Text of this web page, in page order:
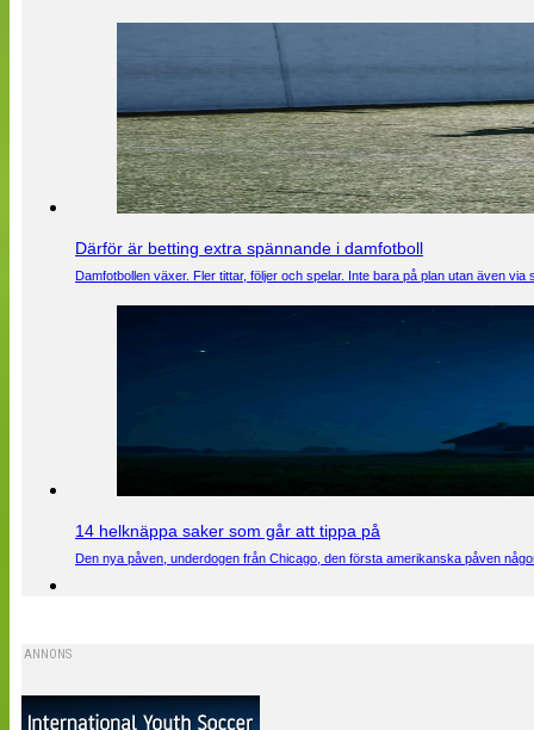
Därför är betting extra spännande i damfotboll
Damfotbollen växer. Fler tittar, följer och spelar. Inte bara på plan utan även
14 helknäppa saker som går att tippa på
Den nya påven, underdogen från Chicago, den första amerikanska påven
ANNONS